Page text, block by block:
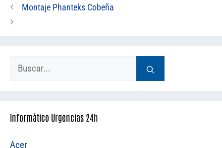
Montaje Phanteks Cobeña
Informático Urgencias 24h
Acer